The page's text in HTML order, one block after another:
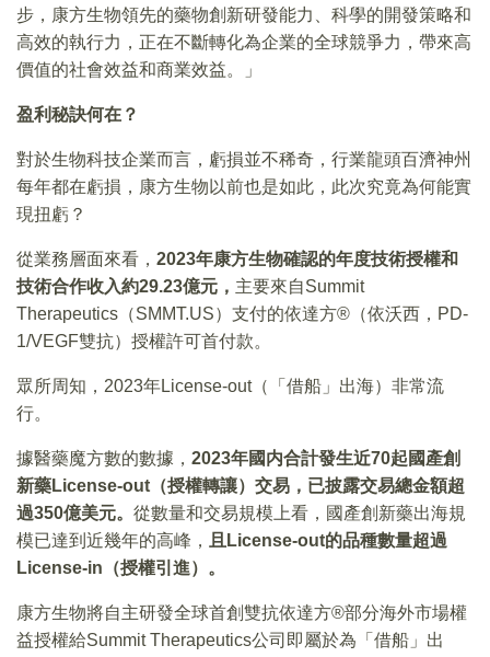
步，康方生物領先的藥物創新研發能力、科學的開發策略和
高效的執行力，正在不斷轉化為企業的全球競爭力，帶來高
價值的社會效益和商業效益。」
盈利秘訣何在？
對於生物科技企業而言，虧損並不稀奇，行業龍頭百濟神州
每年都在虧損，康方生物以前也是如此，此次究竟為何能實
現扭虧？
從業務層面來看， 2023年康方生物確認的年度技術授權和
技術合作收入約29.23億元， 主要來自Summit
Therapeutics（SMMT.US）支付的依達方®（依沃西，PD-
1/VEGF雙抗）授權許可首付款。
眾所周知，2023年License-out（「借船」出海）非常流
行。
據醫藥魔方數的數據， 2023年國内合計發生近70起國產創
新藥License-out（授權轉讓）交易，已披露交易總金額超
過350億美元。 從數量和交易規模上看，國產創新藥出海規
模已達到近幾年的高峰，
且License-out的品種數量超過
License-in（授權引進）。
康方生物將自主研發全球首創雙抗依達方®部分海外市場權
益授權給Summit Therapeutics公司即屬於為「借船」出